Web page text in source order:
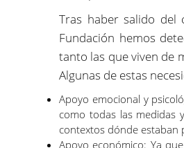
Tras haber salido del
Fundación hemos
tanto las que viven de
Algunas de estas
Apoyo emocional y
como todas las medidas
contextos dónde estaban
Apoyo económico: Ya